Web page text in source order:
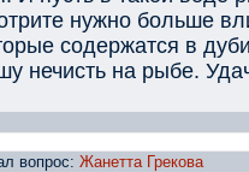
нужно больше
содержатся в
нечисть на рыбе.
вопрос: Жанетта Грекова